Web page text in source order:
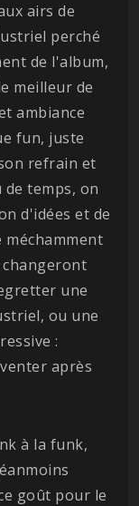
airs de
perché
de l'album,
meilleur de
ambiance
fun, juste
refrain et
temps, on
d'idées et de
changeront
une
ou une
:
après
à la funk,
goût pour le